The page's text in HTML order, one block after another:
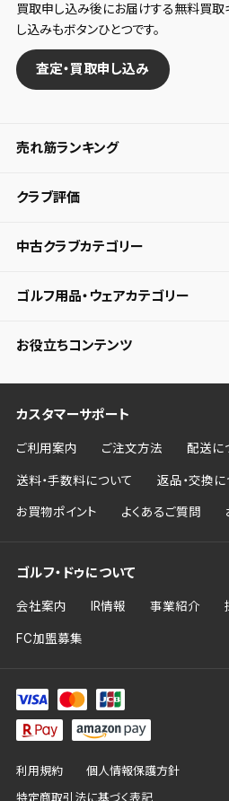
買取申し込み後にお届けする無料買取
し込みもボタンひとつです。
査定・買取申し込み
売れ筋ランキング
クラブ評価
中古クラブカテゴリー
ゴルフ用品・ウェアカテゴリー
お役立ちコンテンツ
カスタマーサポート
ご利用案内 ご注文方法 配送に
送料・手数料について 返品・交換に
お買物ポイント よくあるご質問
ゴルフ・ドゥについて
会社案内 IR情報 事業紹介
FC加盟募集
利用規約 個人情報保護方針
特定商取引法に基づく表記